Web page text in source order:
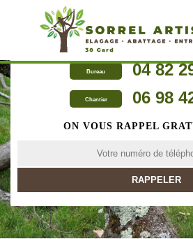
Bureau 04 82
Chantier 06 98
ON VOUS RAPPEL